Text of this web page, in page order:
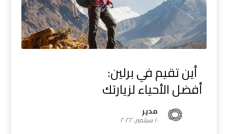
أين تقيم في برلين:
أفضل الأحياء لزيارتك
مدیر
١٠ سبتمبر، ٢٠٢٢